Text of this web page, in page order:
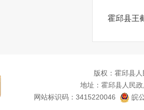
霍邱县王
版权：霍邱县
地址：霍邱县人民
网站标识码：3415220046
皖